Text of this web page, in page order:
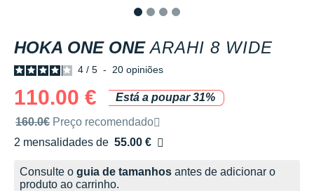
HOKA ONE ONE ARAHI 8 WIDE
4 / 5 - 20 opiniões
110.00 €
Está a poupar 31%
Preço de venda recomendado pela marca
160.0€ Preço recomendado
2 mensalidades de 55.00 €
sem custos
Consulte o guia de tamanhos antes de adicionar o
produto ao carrinho.